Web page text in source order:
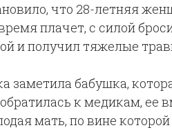
что 28-летняя
плачет, с силой
и получил тяжелые
заметила бабушка,
к медикам, ее
мать, по вине